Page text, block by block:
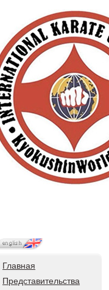
Главная
Представительства